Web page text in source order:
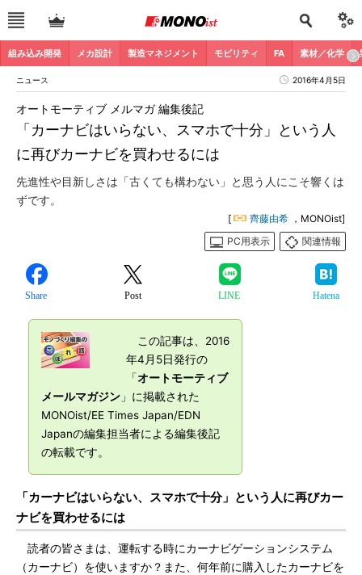
組み込み開発 メカ設計 製造マネジメント モビリティ FA 素材／化学
ニュース 2016年4月5日
「カーナビはいらない、スマホで十分」という人
に再びカーナビを買わせるには
オートモーティブ メルマガ 編集後記
先進性や目新しさは「古くても構わない」と思う人にこそ響くは
ずです。
[ 齊藤由希 ，MONOist]
PC用表示
関連情報
Share Post LINE Hatena
この記事は、2016
年4月5日発行の
「オートモーティブ
メールマガジン 」に掲載された
MONOist/EE Times Japan/EDN
Japanの編集担当者による編集後記
の転載です。
「カーナビはいらない、スマホで十分」という人に再びカー
ナビを買わせるには
読者の皆さまは、運転する時にカーナビゲーションシステム
（カーナビ）を使いますか？また、何年前に購入したカーナビを